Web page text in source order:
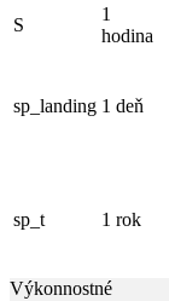
S
1
hodina
sp_landing 1 deň
sp_t 1 rok
Výkonnostné